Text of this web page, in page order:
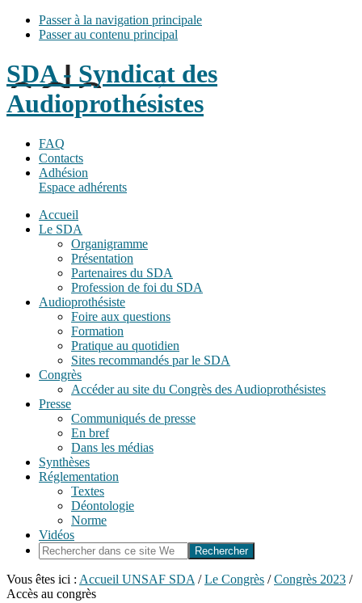
Passer à la navigation principale
Passer au contenu principal
SDA - Syndicat des
Audioprothésistes
FAQ
Contacts
Adhésion
Espace adhérents
Accueil
Le SDA
Organigramme
Présentation
Partenaires du SDA
Profession de foi du SDA
Audioprothésiste
Foire aux questions
Formation
Pratique au quotidien
Sites recommandés par le SDA
Congrès
Accéder au site du Congrès des Audioprothésistes
Presse
Communiqués de presse
En bref
Dans les médias
Synthèses
Réglementation
Textes
Déontologie
Norme
Vidéos
Rechercher
dans
ce
site
Vous êtes ici : Accueil UNSAF SDA / Le Congrès / Congrès 2023 /
Accès au congrès